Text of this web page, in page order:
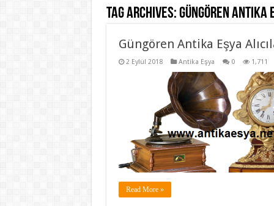
Tag Archives:Güngören Antika
Güngören Antika Eşya
2 Eylül 2018 Antika Eşya 0 1,711
Read More »